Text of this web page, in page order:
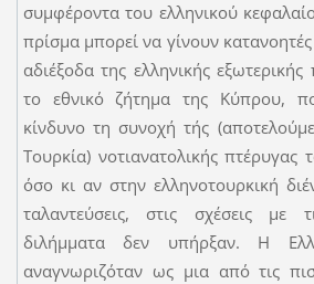
συμφέροντα του ελληνικού
πρίσμα μπορεί να γίνουν
αδιέξοδα της ελληνικής εξωτερικής
το εθνικό ζήτημα της Κύπρου,
κίνδυνο τη συνοχή τής
Τουρκία) νοτιανατολικής πτέρυγας
όσο κι αν στην ελληνοτουρκική
ταλαντεύσεις, στις σχέσεις με
διλήμματα δεν υπήρξαν. Η
αναγνωριζόταν ως μια από τις